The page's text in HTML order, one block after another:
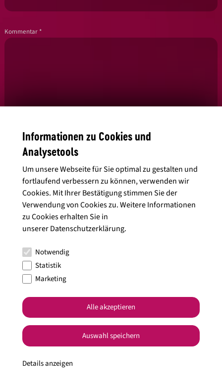
Kommentar *
Ja, ich habe dieDatenschutzbedingungengelesen und stimme diesen
Alle Artikel anzeigen
Informationen zu Cookies und
Analysetools
Um unsere Webseite für Sie optimal zu gestalten und
fortlaufend verbessern zu können, verwenden wir
Cookies. Mit Ihrer Bestätigung stimmen Sie der
Verwendung von Cookies zu. Weitere Informationen
zu Cookies erhalten Sie in
unsererDatenschutzerklärung.
Notwendig
Statistik
Marketing
Details anzeigen
Auswahl speichern
Alle akzeptieren